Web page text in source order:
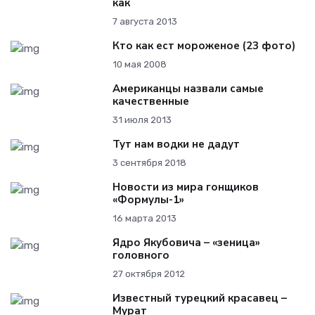
как
7 августа 2013
Кто как ест мороженое (23 фото)
10 мая 2008
Американцы назвали самые
качественные
31 июля 2013
Тут нам водки не дадут
3 сентября 2018
Новости из мира гонщиков
«Формулы-1»
16 марта 2013
Ядро Якубовича – «зеница»
головного
27 октября 2012
Известный турецкий красавец –
Мурат